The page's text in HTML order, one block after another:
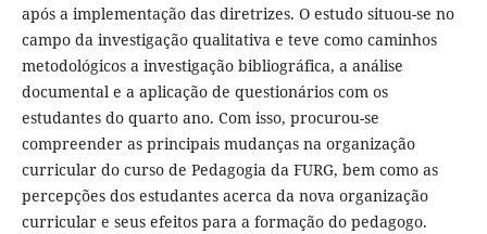
após a implementação das diretrizes. O estudo situou-se no
campo da investigação qualitativa e teve como caminhos
metodológicos a investigação bibliográfica, a análise
documental e a aplicação de questionários com os
estudantes do quarto ano. Com isso, procurou-se
compreender as principais mudanças na organização
curricular do curso de Pedagogia da FURG, bem como as
percepções dos estudantes acerca da nova organização
curricular e seus efeitos para a formação do pedagogo.